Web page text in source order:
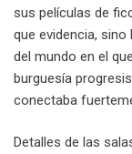
sus películas de
que evidencia,
del mundo en el
burguesía
conectaba
Detalles de las